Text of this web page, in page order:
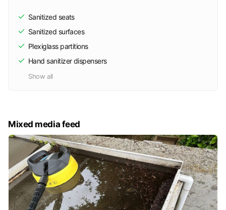
Sanitized seats
Sanitized surfaces
Plexiglass partitions
Hand sanitizer dispensers
Show all
Mixed media feed